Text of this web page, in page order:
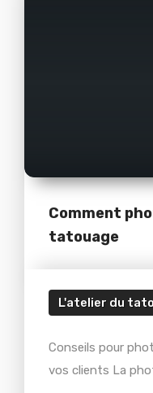
Comment
tatouage
L'atelier du
Conseils pour
vos clients La